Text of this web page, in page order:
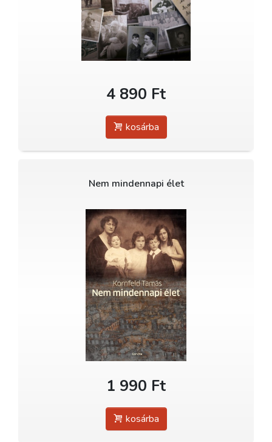
4 890 Ft
kosárba
Nem mindennapi élet
1 990 Ft
kosárba